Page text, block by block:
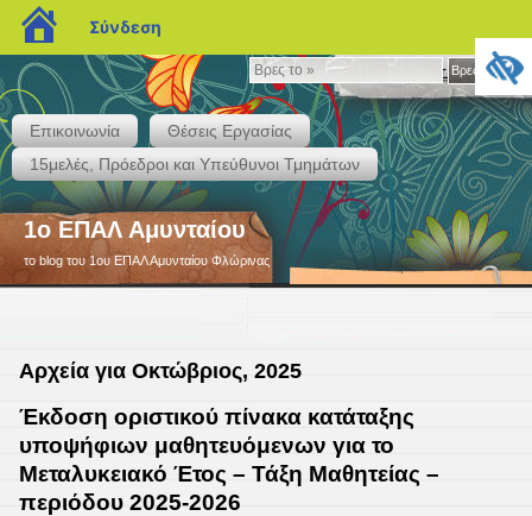
Βρες
το
»
Βρες το »
Επικοινωνία
Θέσεις Εργασίας
15μελές, Πρόεδροι και Υπεύθυνοι Τμημάτων
1ο ΕΠΑΛ Αμυνταίου
το blog του 1ου ΕΠΑΛ Αμυνταίου Φλώρινας
Αρχεία για Οκτώβριος, 2025
Έκδοση οριστικού πίνακα κατάταξης
υποψήφιων μαθητευόμενων για το
Μεταλυκειακό Έτος – Τάξη Μαθητείας –
περιόδου 2025-2026
blogs.sch.gr
Σύνδεση